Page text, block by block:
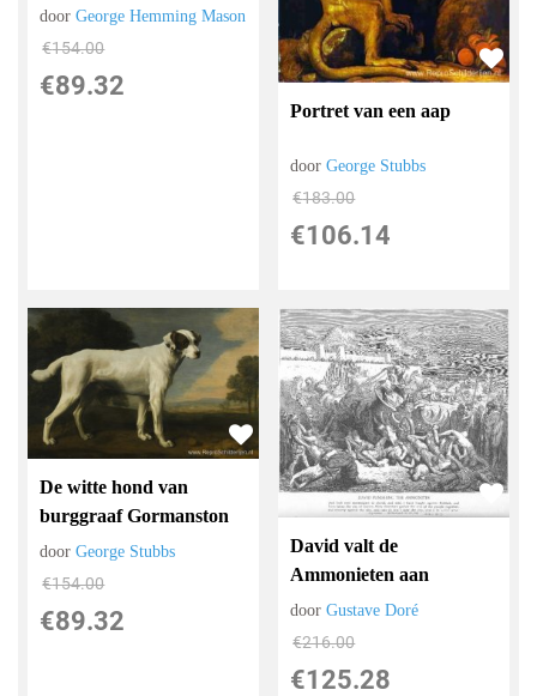
doorGeorge Hemming Mason
€154.00
€89.32
Portret van een aap
doorGeorge Stubbs
€183.00
€106.14
De witte hond van
burggraaf Gormanston
doorGeorge Stubbs
€154.00
€89.32
David valt de
Ammonieten aan
doorGustave Doré
€216.00
€125.28